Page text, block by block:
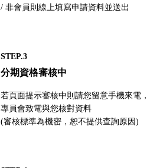
/ 非會員則線上填寫申請資料並送出
STEP.3
分期資格審核中
若頁面提示審核中則請您留意手機來電，
專員會致電與您核對資料
(審核標準為機密，恕不提供查詢原因)